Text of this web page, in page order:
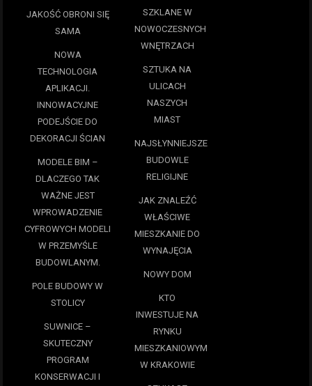
JAKOŚĆ OBRONI SIĘ
SAMA
NOWA
TECHNOLOGIA
APLIKACJI.
INNOWACYJNE
PODEJŚCIE DO
DEKORACJI ŚCIAN
MODELE BIM –
DLACZEGO TAK
WAŻNE JEST
WPROWADZENIE
CYFROWYCH MODELI
W PRZEMYŚLE
BUDOWLANYM.
POLE BUDOWY W
STOLICY
SUWNICE –
SKUTECZNY
PROGRAM
KONSERWACJI I
SZKLANE W
NOWOCZESNYCH
WNĘTRZACH
SZTUKA NA
ULICACH
NASZYCH
MIAST
NAJSŁYNNIEJSZE
BUDOWLE
RELIGIJNE
JAK ZNALEŹĆ
WŁAŚCIWE
MIESZKANIE DO
WYNAJĘCIA
NOWY DOM
KTO
INWESTUJE NA
RYNKU
MIESZKANIOWYM
W KRAKOWIE